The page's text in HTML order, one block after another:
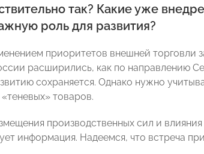
так? Какие уже
роль для развития?
приоритетов внешней торговли
расширились, как по направлению
сохраняется. Однако нужно
товаров.
производственных сил и
информация. Надеемся, что встреча